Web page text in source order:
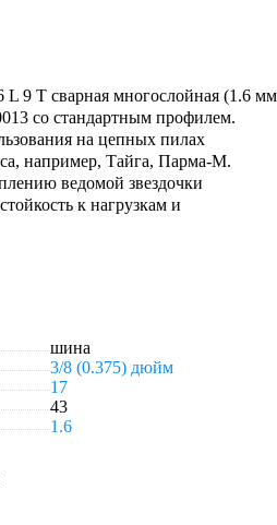
9 T сварная многослойная (1.6
со стандартным профилем.
на цепных пилах
например, Тайга, Парма-М.
ведомой звездочки
к нагрузкам и
шина
3/8 (0.375) дюйм
17
43
1.6